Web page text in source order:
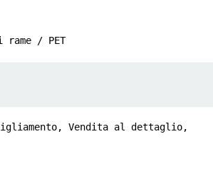
rame / PET
Vendita al dettaglio,